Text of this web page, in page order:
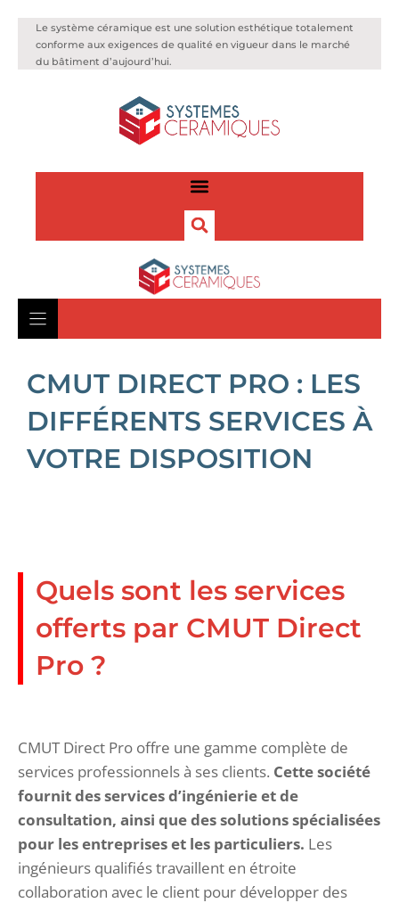
Le système céramique est une solution esthétique totalement
conforme aux exigences de qualité en vigueur dans le marché
du bâtiment d’aujourd’hui.
CMUT DIRECT PRO : LES
DIFFÉRENTS SERVICES À
VOTRE DISPOSITION
Quels sont les services
offerts par CMUT Direct
Pro ?
CMUT Direct Pro offre une gamme complète de
services professionnels à ses clients. Cette société
fournit des services d’ingénierie et de
consultation, ainsi que des solutions spécialisées
pour les entreprises et les particuliers. Les
ingénieurs qualifiés travaillent en étroite
collaboration avec le client pour développer des